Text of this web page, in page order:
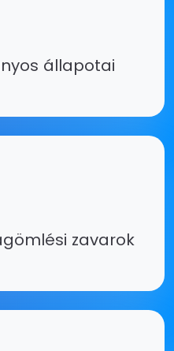
állapotai
zavarok